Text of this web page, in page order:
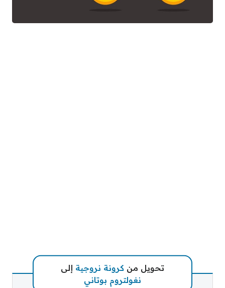
تحويل منكرونة نروجية إلى
نغولتروم بوتاني